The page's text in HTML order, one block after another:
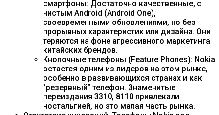
смартфоны: Достаточно качественные, с
чистым Android (Android One),
своевременными обновлениями, но без
прорывных характеристик или дизайна. Они
теряются на фоне агрессивного маркетинга
китайских брендов.
Кнопочные телефоны (Feature Phones): Nokia
остается одним из лидеров на этом рынке,
особенно в развивающихся странах и как
"резервный" телефон. Знаменитые
переиздания 3310, 8110 привлекали
ностальгией, но это малая часть рынка.